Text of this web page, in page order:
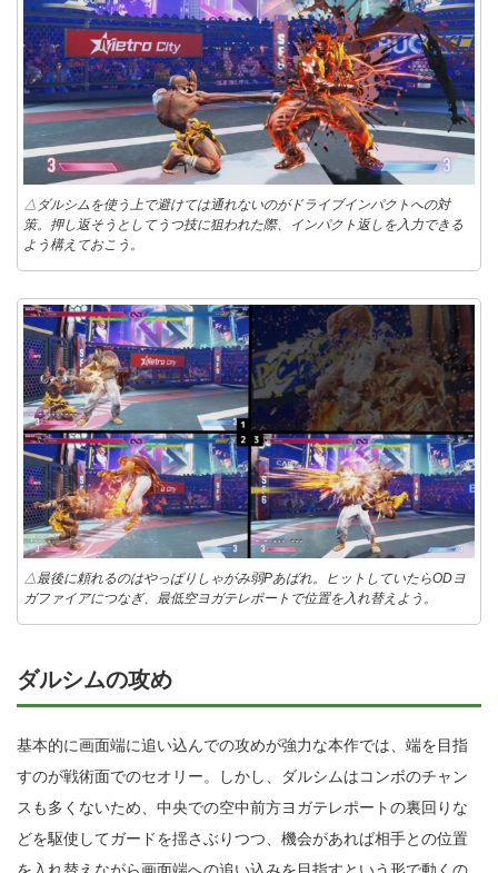
△ダルシムを使う上で避けては通れないのがドライブインパクトへの対
策。押し返そうとしてうつ技に狙われた際、インパクト返しを入力できる
よう構えておこう。
△最後に頼れるのはやっぱりしゃがみ弱Pあばれ。ヒットしていたらODヨ
ガファイアにつなぎ、最低空ヨガテレポートで位置を入れ替えよう。
ダルシムの攻め
基本的に画面端に追い込んでの攻めが強力な本作では、端を目指
すのが戦術面でのセオリー。しかし、ダルシムはコンボのチャン
スも多くないため、中央での空中前方ヨガテレポートの裏回りな
どを駆使してガードを揺さぶりつつ、機会があれば相手との位置